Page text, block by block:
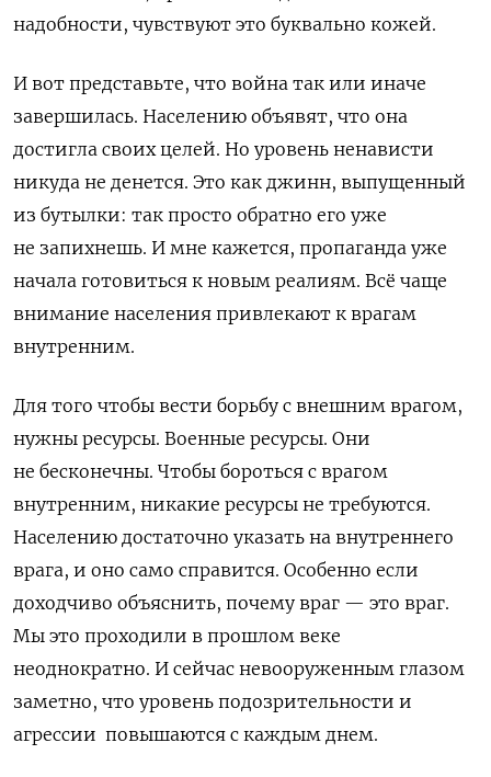
надобности, чувствуют это буквально кожей.
И вот представьте, что война так или иначе
завершилась. Населению объявят, что она
достигла своих целей. Но уровень ненависти
никуда не денется. Это как джинн, выпущенный
из бутылки: так просто обратно его уже
не запихнешь. И мне кажется, пропаганда уже
начала готовиться к новым реалиям. Всё чаще
внимание населения привлекают к врагам
внутренним.
Для того чтобы вести борьбу с внешним врагом,
нужны ресурсы. Военные ресурсы. Они
не бесконечны. Чтобы бороться с врагом
внутренним, никакие ресурсы не требуются.
Населению достаточно указать на внутреннего
врага, и оно само справится. Особенно если
доходчиво объяснить, почему враг — это враг.
Мы это проходили в прошлом веке
неоднократно. И сейчас невооруженным глазом
заметно, что уровень подозрительности и
агрессии повышаются с каждым днем.